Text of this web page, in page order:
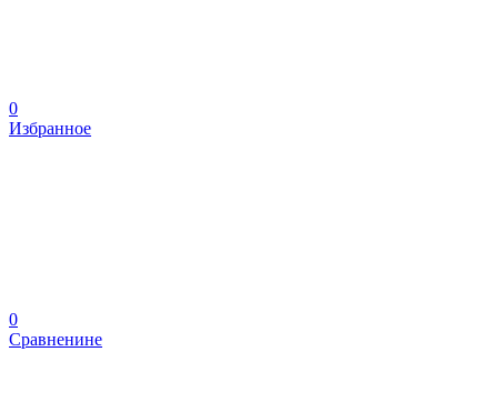
0
Избранное
0
Сравненине